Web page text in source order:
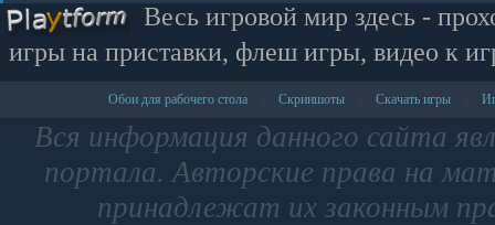
Весь игровой мир здесь -
игры на приставки, флеш игры, видео к
Обои для рабочего стола Скриншоты Скачать игры
Вся информация данного сайта
портала. Авторские права на
принадлежат их законным